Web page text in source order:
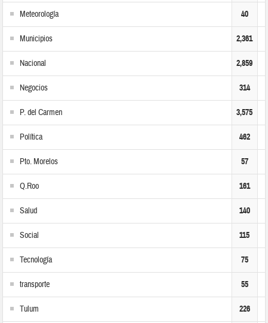
Meteorología 40
Municipios 2,361
Nacional 2,859
Negocios 314
P. del Carmen 3,575
Política 462
Pto. Morelos 57
Q.Roo 161
Salud 140
Social 115
Tecnología 75
transporte 55
Tulum 226